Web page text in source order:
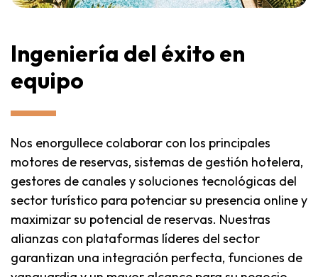
Ingeniería del éxito en
equipo
Nos enorgullece colaborar con los principales
motores de reservas, sistemas de gestión hotelera,
gestores de canales y soluciones tecnológicas del
sector turístico para potenciar su presencia online y
maximizar su potencial de reservas. Nuestras
alianzas con plataformas líderes del sector
garantizan una integración perfecta, funciones de